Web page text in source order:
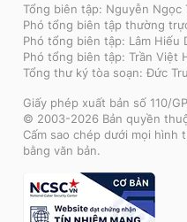
Tổng biên tập: Nguyễn Ngọc
Phó tổng biên tập thường
Phó tổng biên tập: Lâm Hiếu
Phó tổng biên tập: Trần Việt
Tổng thư ký tòa soạn: Đức
Giấy phép xuất bản số 110/
© 2003-2026 Bản quyền
Cấm sao chép dưới mọi hình
bằng văn bản.